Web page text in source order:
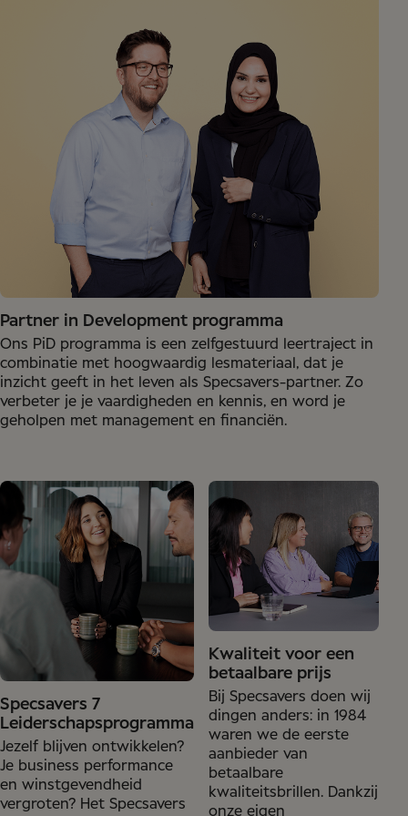
Partner in Development programma
Ons PiD programma is een zelfgestuurd leertraject in
combinatie met hoogwaardig lesmateriaal, dat je
inzicht geeft in het leven als Specsavers-partner. Zo
verbeter je je vaardigheden en kennis, en word je
geholpen met management en financiën.
Specsavers 7
Leiderschapsprogramma
Jezelf blijven ontwikkelen?
Je business performance
en winstgevendheid
vergroten? Het Specsavers
Kwaliteit voor een
betaalbare prijs
Bij Specsavers doen wij
dingen anders: in 1984
waren we de eerste
aanbieder van
betaalbare
kwaliteitsbrillen. Dankzij
onze eigen